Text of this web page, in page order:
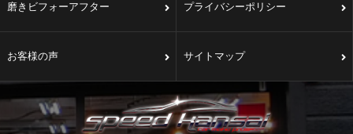
磨きビフォーアフター プライバシーポリシー
お客様の声 サイトマップ